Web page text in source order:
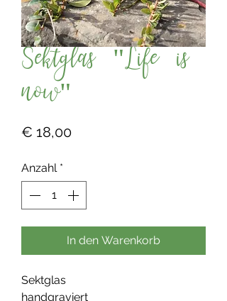
Sektglas "Life is
now"
€ 18,00Preis
Anzahl *
In den Warenkorb
Sektglas
handgraviert